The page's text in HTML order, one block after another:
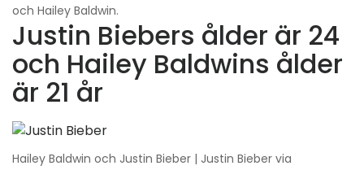
och Hailey Baldwin.
Justin Biebers ålder är 24
och Hailey Baldwins ålder
är 21 år
Hailey Baldwin och Justin Bieber | Justin Bieber via